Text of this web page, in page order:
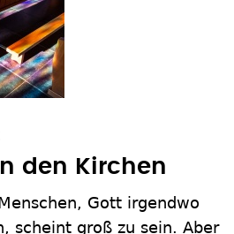
den Kirchen
Gott irgendwo
scheint groß zu sein. Aber